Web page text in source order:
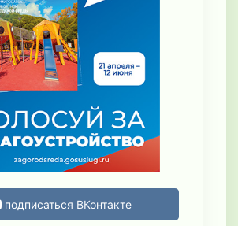
подписаться ВКонтакте